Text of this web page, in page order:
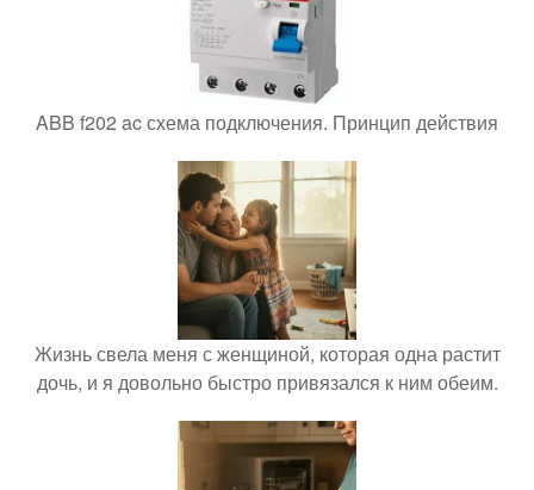
ABB f202 ac схема подключения. Принцип действия
Жизнь свела меня с женщиной, которая одна растит
дочь, и я довольно быстро привязался к ним обеим.